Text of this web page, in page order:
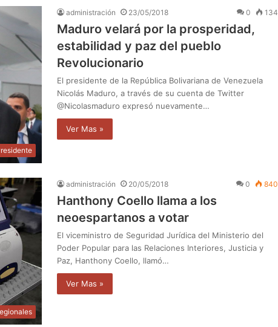
administración 23/05/2018 0 134
Maduro velará por la prosperidad,
estabilidad y paz del pueblo
Revolucionario
El presidente de la República Bolivariana de Venezuela
Nicolás Maduro, a través de su cuenta de Twitter
@Nicolasmaduro expresó nuevamente…
Ver Mas »
administración 20/05/2018 0 840
Hanthony Coello llama a los
neoespartanos a votar
El viceministro de Seguridad Jurídica del Ministerio del
Poder Popular para las Relaciones Interiores, Justicia y
Paz, Hanthony Coello, llamó…
Ver Mas »